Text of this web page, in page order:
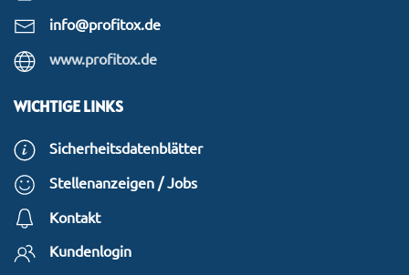
info@profitox.de
www.profitox.de
WICHTIGE LINKS
Sicherheitsdatenblätter
Stellenanzeigen / Jobs
Kontakt
Kundenlogin